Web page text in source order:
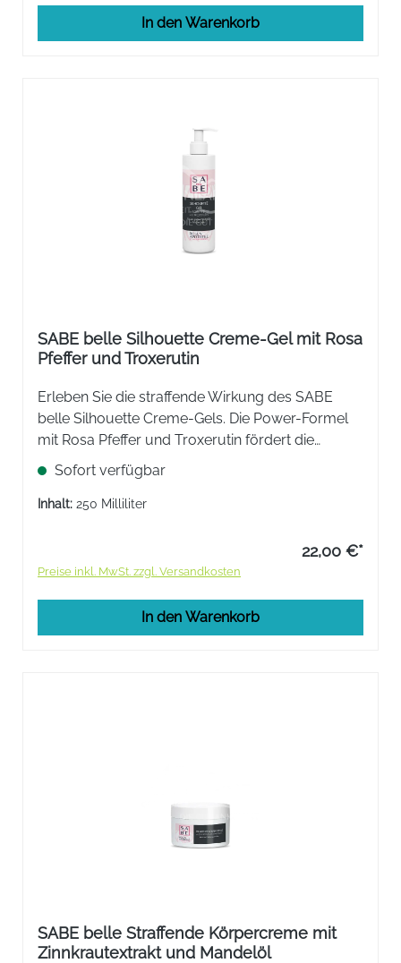
In den Warenkorb
SABE belle Silhouette Creme-Gel mit Rosa
Pfeffer und Troxerutin
Erleben Sie die straffende Wirkung des SABE
belle Silhouette Creme-Gels. Die Power-Formel
mit Rosa Pfeffer und Troxerutin fördert die
Mikrozirkulation, festigt das Bindegewebe und
sorgt für eine glatte Hautstruktur. Ideal zur
täglichen Pflege.
Sofort verfügbar
Inhalt: 250 Milliliter
22,00 €*
Preise inkl. MwSt. zzgl. Versandkosten
In den Warenkorb
SABE belle Straffende Körpercreme mit
Zinnkrautextrakt und Mandelöl